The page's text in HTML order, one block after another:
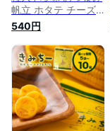
帆立 ホタテ チーズ
北海道発マリアージ
ュくせになる パリポ
リ食感 おすすめ お
いしい かずちー カ
ズチー井原水産 お取
り寄せ 物産展 ギフ
ト
540円